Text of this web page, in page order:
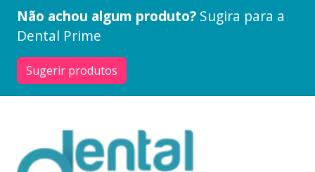
Não achou algum produto? Sugira para a
Dental Prime
Sugerir produtos